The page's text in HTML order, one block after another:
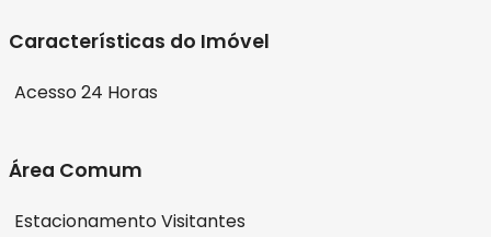
Características do Imóvel
Acesso 24 Horas
Área Comum
Estacionamento Visitantes